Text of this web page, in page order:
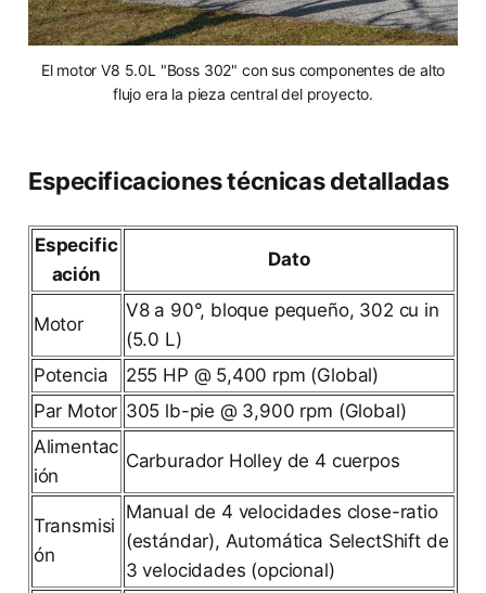
El motor V8 5.0L "Boss 302" con sus componentes de alto
flujo era la pieza central del proyecto.
Especificaciones técnicas detalladas
Especific
ación
Dato
Motor
V8 a 90°, bloque pequeño, 302 cu in
(5.0 L)
Potencia
255 HP @ 5,400 rpm (Global)
Par Motor 305 lb-pie @ 3,900 rpm (Global)
Alimentac
ión
Carburador Holley de 4 cuerpos
Transmisi
ón
Manual de 4 velocidades close-ratio
(estándar), Automática SelectShift de
3 velocidades (opcional)